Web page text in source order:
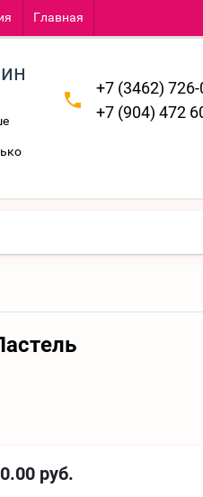
Главная
+7 (3462)
+7 (904) 472
руб.